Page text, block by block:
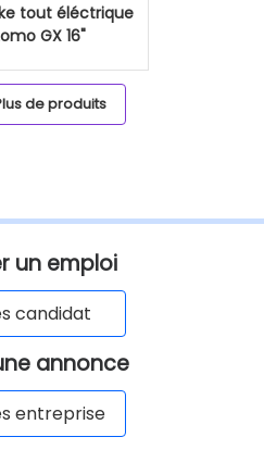
tout éléctrique
GX 16"
de produits
un emploi
candidat
annonce
entreprise